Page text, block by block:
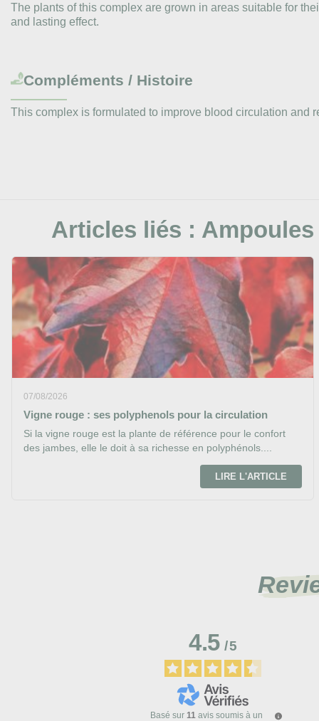
The plants of this complex are grown in areas suitable for
and lasting effect.
Compléments / Histoire
This complex is formulated to improve blood circulation and
Articles liés :
07/08/2026
Vigne rouge : ses polyphenols pour la circulation
Si la vigne rouge est la plante de référence pour le confort
des jambes, elle le doit à sa richesse en polyphénols....
LIRE L'ARTICLE
4.5/5
Basé sur 11 avis soumis à un